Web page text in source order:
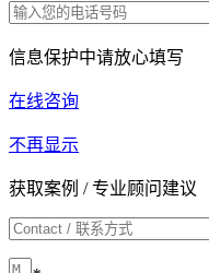
信息保护中请放心填写
在线咨询
不再显示
获取案例 / 专业顾问建议